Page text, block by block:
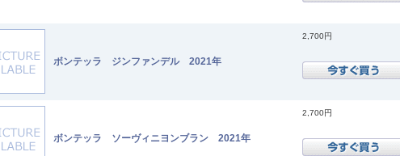
ボンテッラ ジンファンデル 2021年
2,700円
ボンテッラ ソーヴィニヨンブラン 2021年
2,700円